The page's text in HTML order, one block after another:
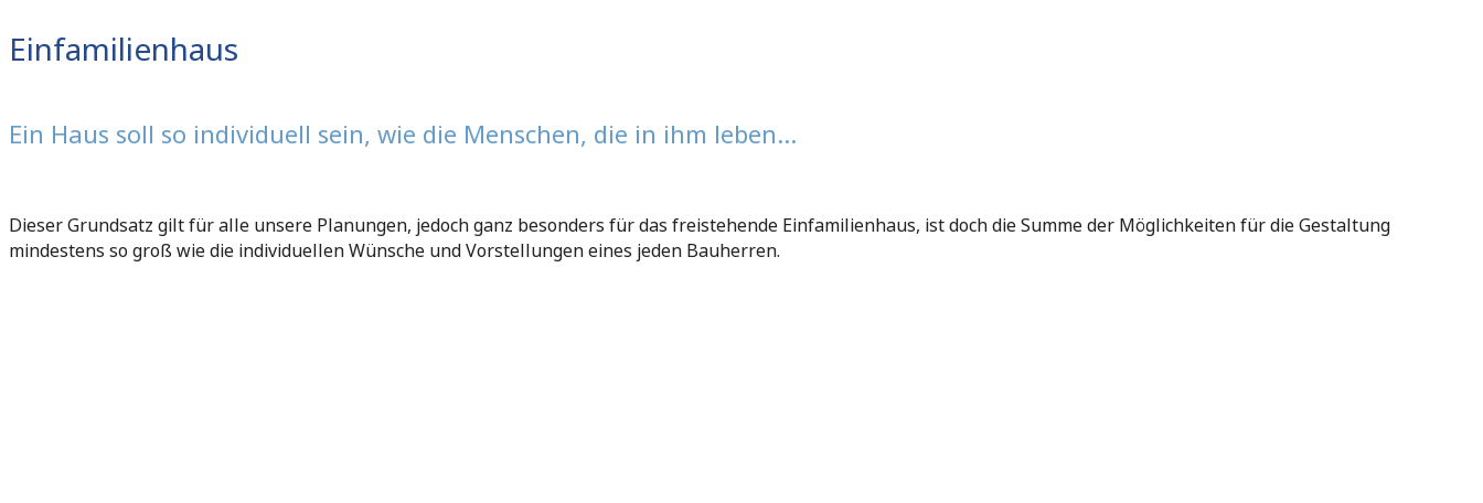
Einfamilienhaus
Ein Haus soll so individuell sein, wie die Menschen, die in ihm leben…
Dieser Grundsatz gilt für alle unsere Planungen, jedoch ganz besonders für das freistehende Einfamilienhaus, ist doch die Summe der Möglichkeiten für die Gestaltung
mindestens so groß wie die individuellen Wünsche und Vorstellungen eines jeden Bauherren.